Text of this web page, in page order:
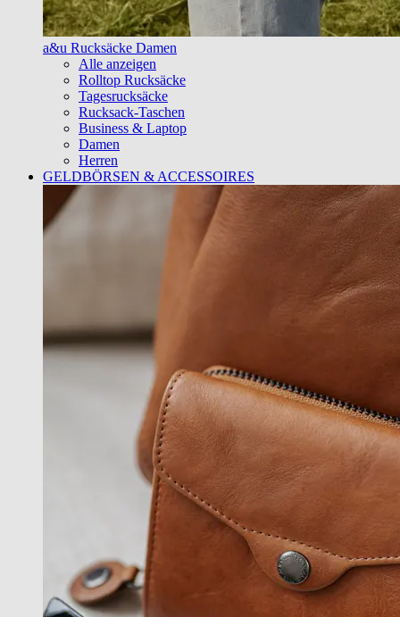
a&u Rucksäcke Damen
Alle anzeigen
Rolltop Rucksäcke
Tagesrucksäcke
Rucksack-Taschen
Business & Laptop
Damen
Herren
GELDBÖRSEN & ACCESSOIRES